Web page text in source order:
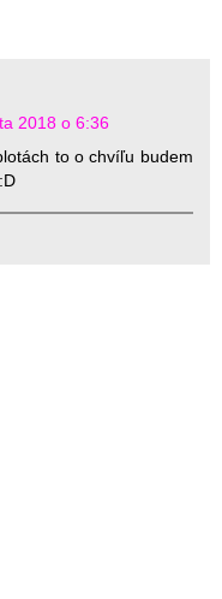
2018 o 6:36
to o chvíľu budem